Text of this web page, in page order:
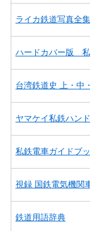
ライカ鉄道写真全
ハードカバー版 私
台湾鉄道史 上・中
ヤマケイ私鉄ハン
私鉄電車ガイドブ
視録 国鉄電気機関
鉄道用語辞典